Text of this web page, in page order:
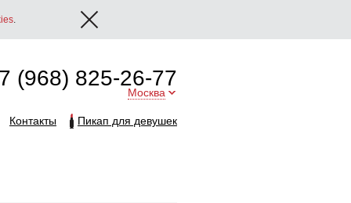
(968) 825-26-77
Москва
Контакты Пикап для девушек